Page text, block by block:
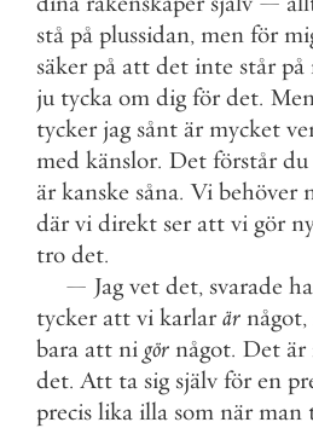
stå på plussidan, men för
säker på att det inte står på
ju tycka om dig för det.
tycker jag sånt är mycket
med känslor. Det förstår du
är kanske såna. Vi behöver
där vi direkt ser att vi gör
tro det.
— Jag vet det, svarade
tycker att vi karlar är något,
bara att ni gör något. Det är
det. Att ta sig själv för en
precis lika illa som när man